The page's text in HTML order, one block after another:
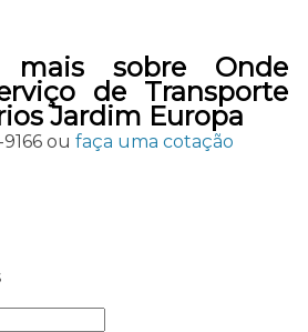
mais sobre Onde
de Transporte
Jardim Europa
9166ou faça uma cotação